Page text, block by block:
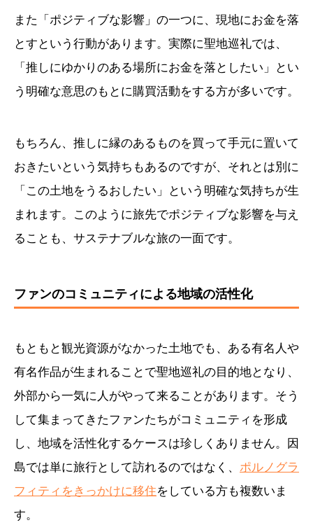
また「ポジティブな影響」の一つに、現地にお金を落
とすという行動があります。実際に聖地巡礼では、
「推しにゆかりのある場所にお金を落としたい」とい
う明確な意思のもとに購買活動をする方が多いです。
もちろん、推しに縁のあるものを買って手元に置いて
おきたいという気持ちもあるのですが、それとは別に
「この土地をうるおしたい」という明確な気持ちが生
まれます。このように旅先でポジティブな影響を与え
ることも、サステナブルな旅の一面です。
ファンのコミュニティによる地域の活性化
もともと観光資源がなかった土地でも、ある有名人や
有名作品が生まれることで聖地巡礼の目的地となり、
外部から一気に人がやって来ることがあります。そう
して集まってきたファンたちがコミュニティを形成
し、地域を活性化するケースは珍しくありません。因
島では単に旅行として訪れるのではなく、 ポルノグラ
フィティをきっかけに移住をしている方も複数いま
す。